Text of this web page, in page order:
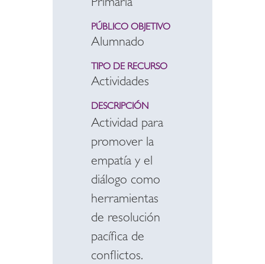
Primaria
PÚBLICO OBJETIVO
Alumnado
TIPO DE RECURSO
Actividades
DESCRIPCIÓN
Actividad para
promover la
empatía y el
diálogo como
herramientas
de resolución
pacífica de
conflictos.